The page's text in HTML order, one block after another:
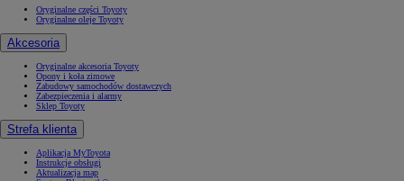
Oryginalne części Toyoty
Oryginalne oleje Toyoty
Akcesoria
Oryginalne akcesoria Toyoty
Opony i koła zimowe
Zabudowy samochodów dostawczych
Zabezpieczenia i alarmy
Sklep Toyoty
Strefa klienta
Aplikacja MyToyota
Instrukcje obsługi
Aktualizacja map